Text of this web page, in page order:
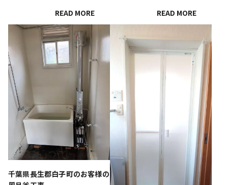
READ MORE READ MORE
千葉県長生郡白子町のお客様の